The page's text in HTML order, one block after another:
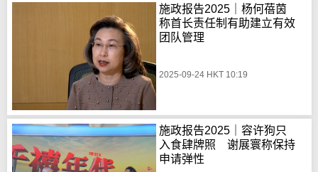
施政报告2025｜杨何蓓茵
称首长责任制有助建立有效
团队管理
2025-09-24 HKT 10:19
施政报告2025｜容许狗只
入食肆牌照 谢展寰称保持
申请弹性